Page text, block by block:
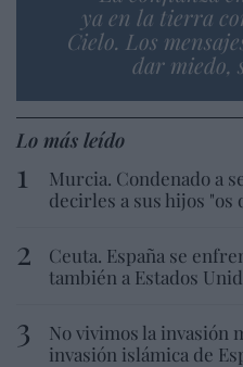
ya en la tierra
Cielo. Los
dar miedo,
Lo más leído
Murcia. Condenado a
decirles a sus hijos "os
Ceuta. España se
también a Estados
No vivimos la invasión
invasión islámica de